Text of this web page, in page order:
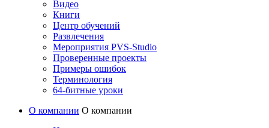
Видео
Книги
Центр обучений
Развлечения
Мероприятия PVS-Studio
Проверенные проекты
Примеры ошибок
Терминология
64-битные уроки
О компании О компании